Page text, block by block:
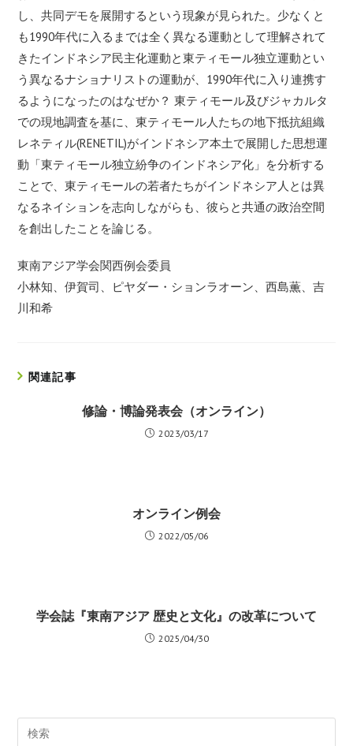
し、共同デモを展開するという現象が見られた。少なくと
も1990年代に入るまでは全く異なる運動として理解されて
きたインドネシア民主化運動と東ティモール独立運動とい
う異なるナショナリストの運動が、1990年代に入り連携す
るようになったのはなぜか？ 東ティモール及びジャカルタ
での現地調査を基に、東ティモール人たちの地下抵抗組織
レネティル(RENETIL)がインドネシア本土で展開した思想運
動「東ティモール独立紛争のインドネシア化」を分析する
ことで、東ティモールの若者たちがインドネシア人とは異
なるネイションを志向しながらも、彼らと共通の政治空間
を創出したことを論じる。
東南アジア学会関西例会委員
小林知、伊賀司、ピヤダー・ションラオーン、西島薫、吉
川和希
関連記事
修論・博論発表会（オンライン）
2023/03/17
オンライン例会
2022/05/06
学会誌『東南アジア 歴史と文化』の改革について
2025/04/30